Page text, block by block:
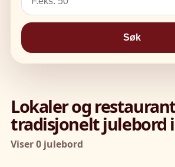
Søk
Lokaler og
tradisjonelt julebord
Viser 0 julebord